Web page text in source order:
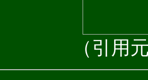
（引用